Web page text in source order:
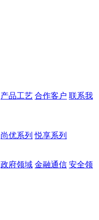
产品工艺 合作客户 联系我
尚优系列 悦享系列
政府领域 金融通信 安全领